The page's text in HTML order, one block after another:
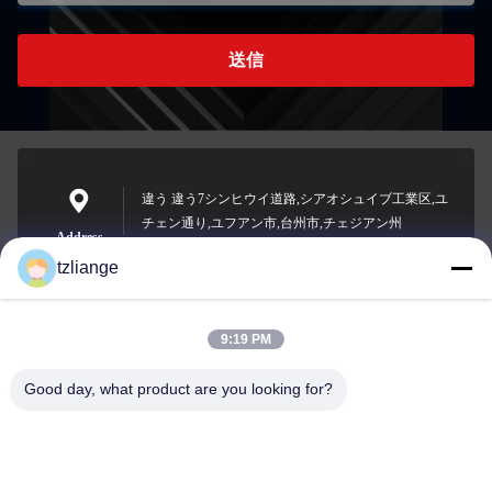
送信
Address
違う 違う7シンヒウイ道路,シアオシュイブ工業区,ユ
チェン通り,ユフアン市,台州市,チェジアン州
E-mail
szp.szp@163.com
tzliange
9:19 PM
Good day, what product are you looking for?